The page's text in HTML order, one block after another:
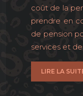
coût de la
prendre en
de pension
services et
LIRE LA